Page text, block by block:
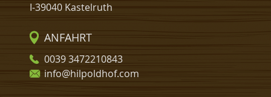
I-39040 Kastelruth
ANFAHRT
0039 3472210843
info@hilpoldhof.com